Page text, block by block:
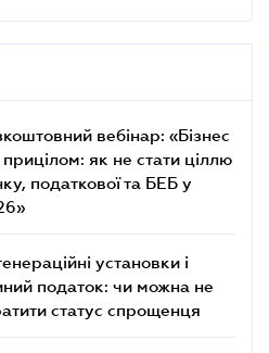
вебінар: «Бізнес
прицілом: як не стати ціллю
податкової та БЕБ у
установки і
податок: чи можна не
статус спрощенця